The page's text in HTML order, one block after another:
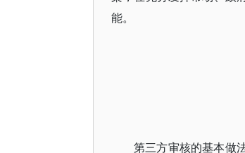
能。
第三方审核的基本做